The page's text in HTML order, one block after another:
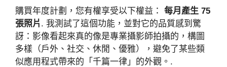
購買年度計劃，您有權享受以下權益： 每月產生 75
張照片 . 我測試了這個功能，並對它的品質感到驚
訝：影像看起來真的像是專業攝影師拍攝的，構圖
多樣（戶外、社交、休閒、優雅），避免了某些類
似應用程式帶來的「千篇一律」的外觀。.